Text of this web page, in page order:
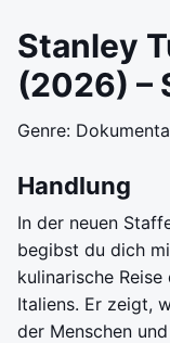
Stanley
(2026) –
Genre:
Handlung
In der neuen
begibst du dich
kulinarische
Italiens. Er zeigt,
der Menschen